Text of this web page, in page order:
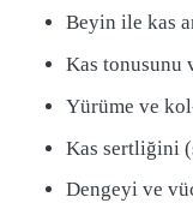
Beyin ile kas
Kas tonusunu
Yürüme ve
Kas sertliğini
Dengeyi ve